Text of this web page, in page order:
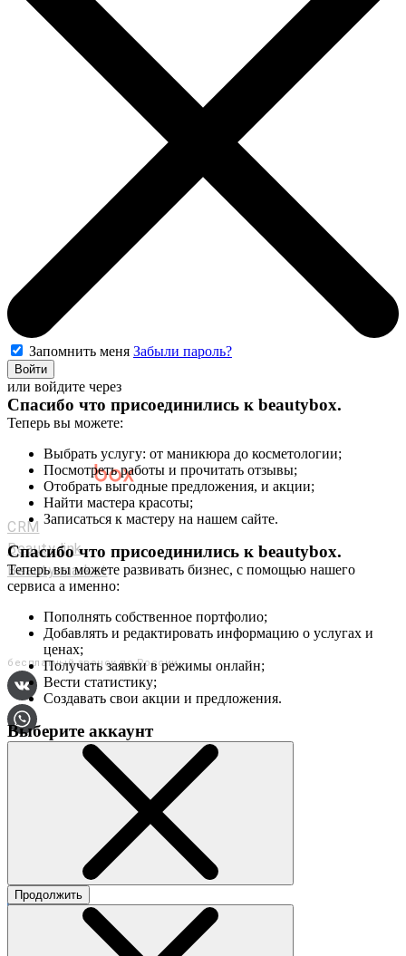
Мастерам и салонам
CRM
Beauty link
Beauty market
Приложение
Мы в соц. сетях
+7 (800) 551-80-29
бесплатный звонок по России
О сервисе
Запомнить меня Забыли пароль?
Войти
или войдите через
Спасибо что присоединились к beautybox.
Теперь вы можете:
Выбрать услугу: от маникюра до косметологии;
Посмотреть работы и прочитать отзывы;
Отобрать выгодные предложения, и акции;
Найти мастера красоты;
Записаться к мастеру на нашем сайте.
Спасибо что присоединились к beautybox.
Теперь вы можете развивать бизнес, с помощью нашего
сервиса а именно:
Пополнять собственное портфолио;
Добавлять и редактировать информацию о услугах и
ценах;
Получать заявки в режимы онлайн;
Вести статистику;
Создавать свои акции и предложения.
Выберите аккаунт
Продолжить